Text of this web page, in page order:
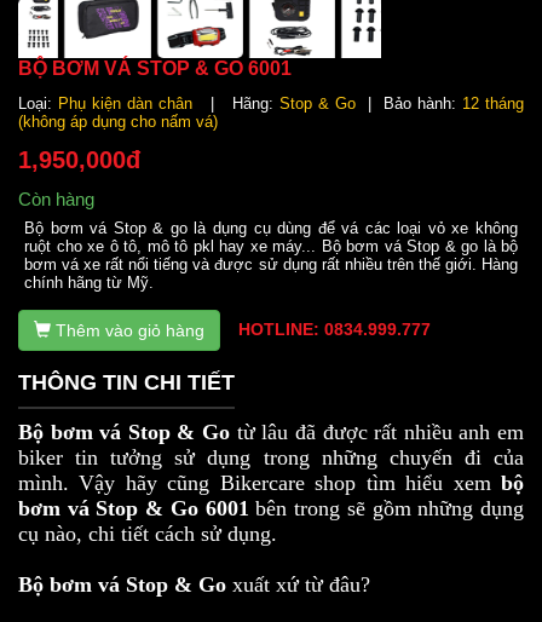
BỘ BƠM VÁ STOP & GO 6001
Loại: Phụ kiện dàn chân | Hãng: Stop & Go | Bảo hành: 12 tháng
(không áp dụng cho nấm vá)
1,950,000đ
Còn hàng
Bộ bơm vá Stop & go là dụng cụ dùng để vá các loại vỏ xe không
ruột cho xe ô tô, mô tô pkl hay xe máy... Bộ bơm vá Stop & go là bộ
bơm vá xe rất nổi tiếng và được sử dụng rất nhiều trên thế giới. Hàng
chính hãng từ Mỹ.
Thêm vào giỏ hàng HOTLINE: 0834.999.777
THÔNG TIN CHI TIẾT
Bộ bơm vá Stop & Go từ lâu đã được rất nhiều anh em
biker tin tưởng sử dụng trong những chuyến đi của
mình. Vậy hãy cũng Bikercare shop tìm hiểu xem bộ
bơm vá Stop & Go 6001bên trong sẽ gồm những dụng
cụ nào, chi tiết cách sử dụng.
Bộ bơm vá Stop & Go xuất xứ từ đâu?